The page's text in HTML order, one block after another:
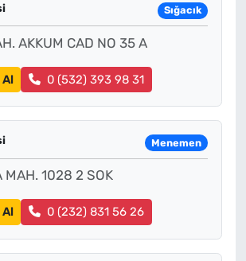
Sığacık
AKKUM CAD NO 35 A
Al 0 (532) 393 98 31
Menemen
MAH. 1028 2 SOK
0 (232) 831 56 26